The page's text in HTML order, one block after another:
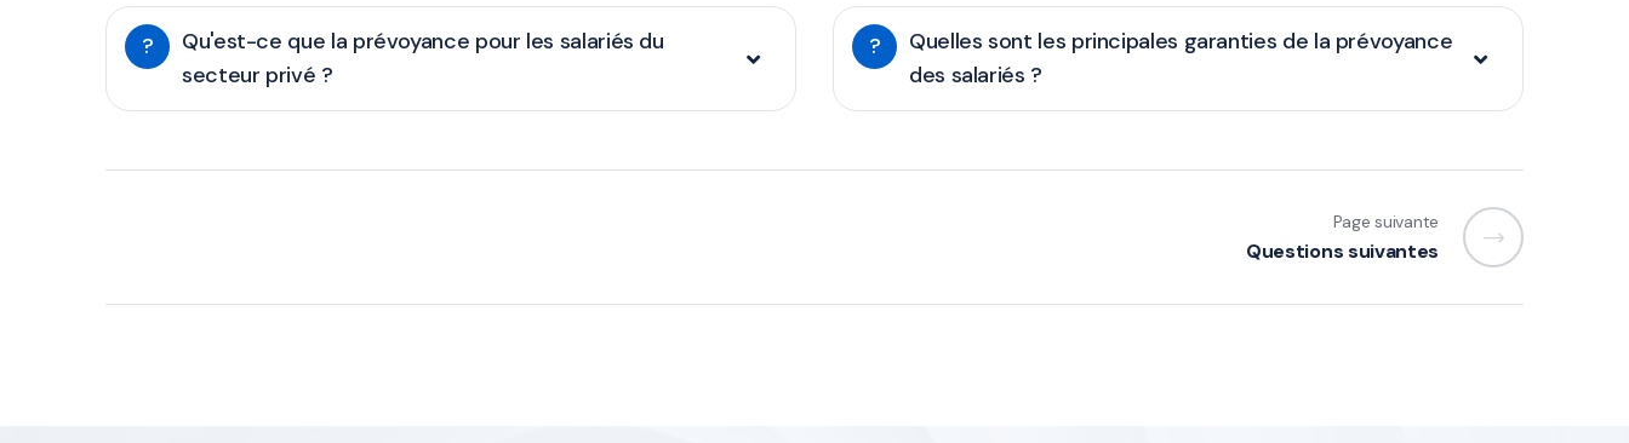
?
Qu'est-ce que la prévoyance pour les salariés du
secteur privé ?
?
Quelles sont les principales garanties de la prévoyance
des salariés ?
Page suivante
Questions suivantes